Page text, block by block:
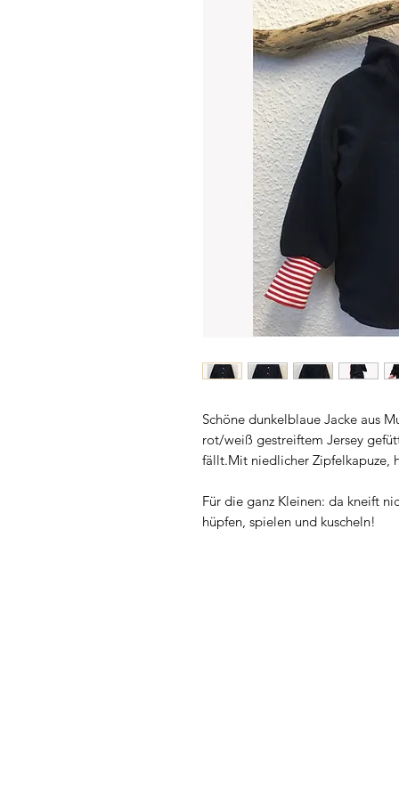
Schöne dunkelblaue Jacke aus
rot/weiß gestreiftem Jersey
fällt.Mit niedlicher Zipfelkapuze,
Für die ganz Kleinen: da kneift
hüpfen, spielen und kuscheln!